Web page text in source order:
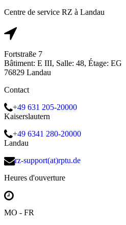
Centre de service RZ à Landau
Fortstraße 7
Bâtiment: E III, Salle: 48, Étage: EG
76829 Landau
Contact
+49 631 205-20000
Kaiserslautern
+49 6341 280-20000
Landau
rz-support(at)rptu.de
Heures d'ouverture
MO - FR